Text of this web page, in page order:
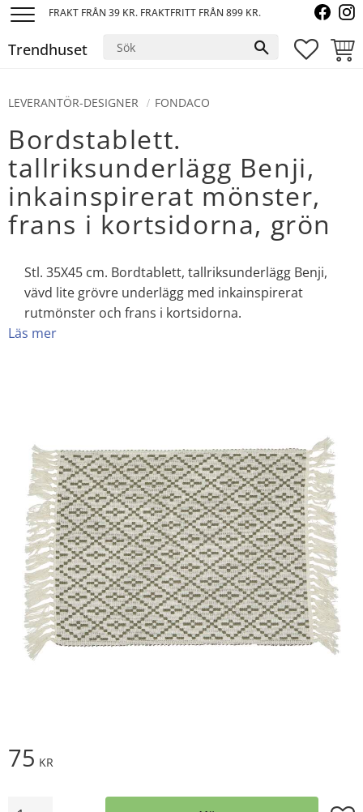
FRAKT FRÅN 39 KR. FRAKTFRITT FRÅN 899 KR.
Trendhuset
LEVERANTÖR-DESIGNER FONDACO
Bordstablett.
tallriksunderlägg Benji,
inkainspirerat mönster,
frans i kortsidorna, grön
Stl. 35X45 cm. Bordtablett, tallriksunderlägg Benji,
vävd lite grövre underlägg med inkainspirerat
rutmönster och frans i kortsidorna.
Läs mer
75 KR